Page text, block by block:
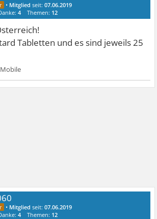
• Mitglied seit:07.06.2019
4 Themen: 12
Tabletten und es sind jeweils 25
• Mitglied seit:07.06.2019
4 Themen: 12